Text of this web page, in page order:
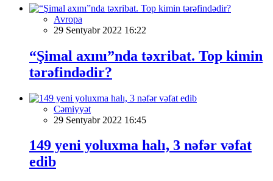
Avropa
29 Sentyabr 2022 16:22
“Şimal axını”nda təxribat. Top kimin
tərəfindədir?
Cəmiyyət
29 Sentyabr 2022 16:45
149 yeni yoluxma halı, 3 nəfər vəfat
edib